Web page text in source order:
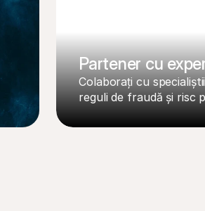
Partener cu
Colaborați cu
reguli de fraudă și risc